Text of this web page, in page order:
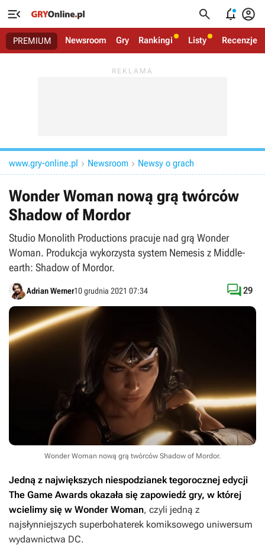
   
PREMIUM Newsroom Gry Rankingi Listy Recenzje
www.gry-online.pl  Newsroom  Newsy o grach
Wonder Woman nową grą twórców
Shadow of Mordor
Studio Monolith Productions pracuje nad grą Wonder
Woman. Produkcja wykorzysta system Nemesis z Middle-
earth: Shadow of Mordor.
Adrian Werner10 grudnia 2021 07:34 29
Wonder Woman nową grą twórców Shadow of Mordor.
Jedną z największych niespodzianek tegorocznej edycji
The Game Awards okazała się zapowiedź gry, w której
wcielimy się w Wonder Woman, czyli jedną z
najsłynniejszych superbohaterek komiksowego uniwersum
wydawnictwa DC.